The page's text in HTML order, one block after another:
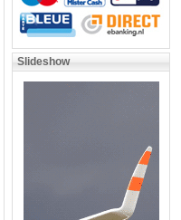
Slideshow